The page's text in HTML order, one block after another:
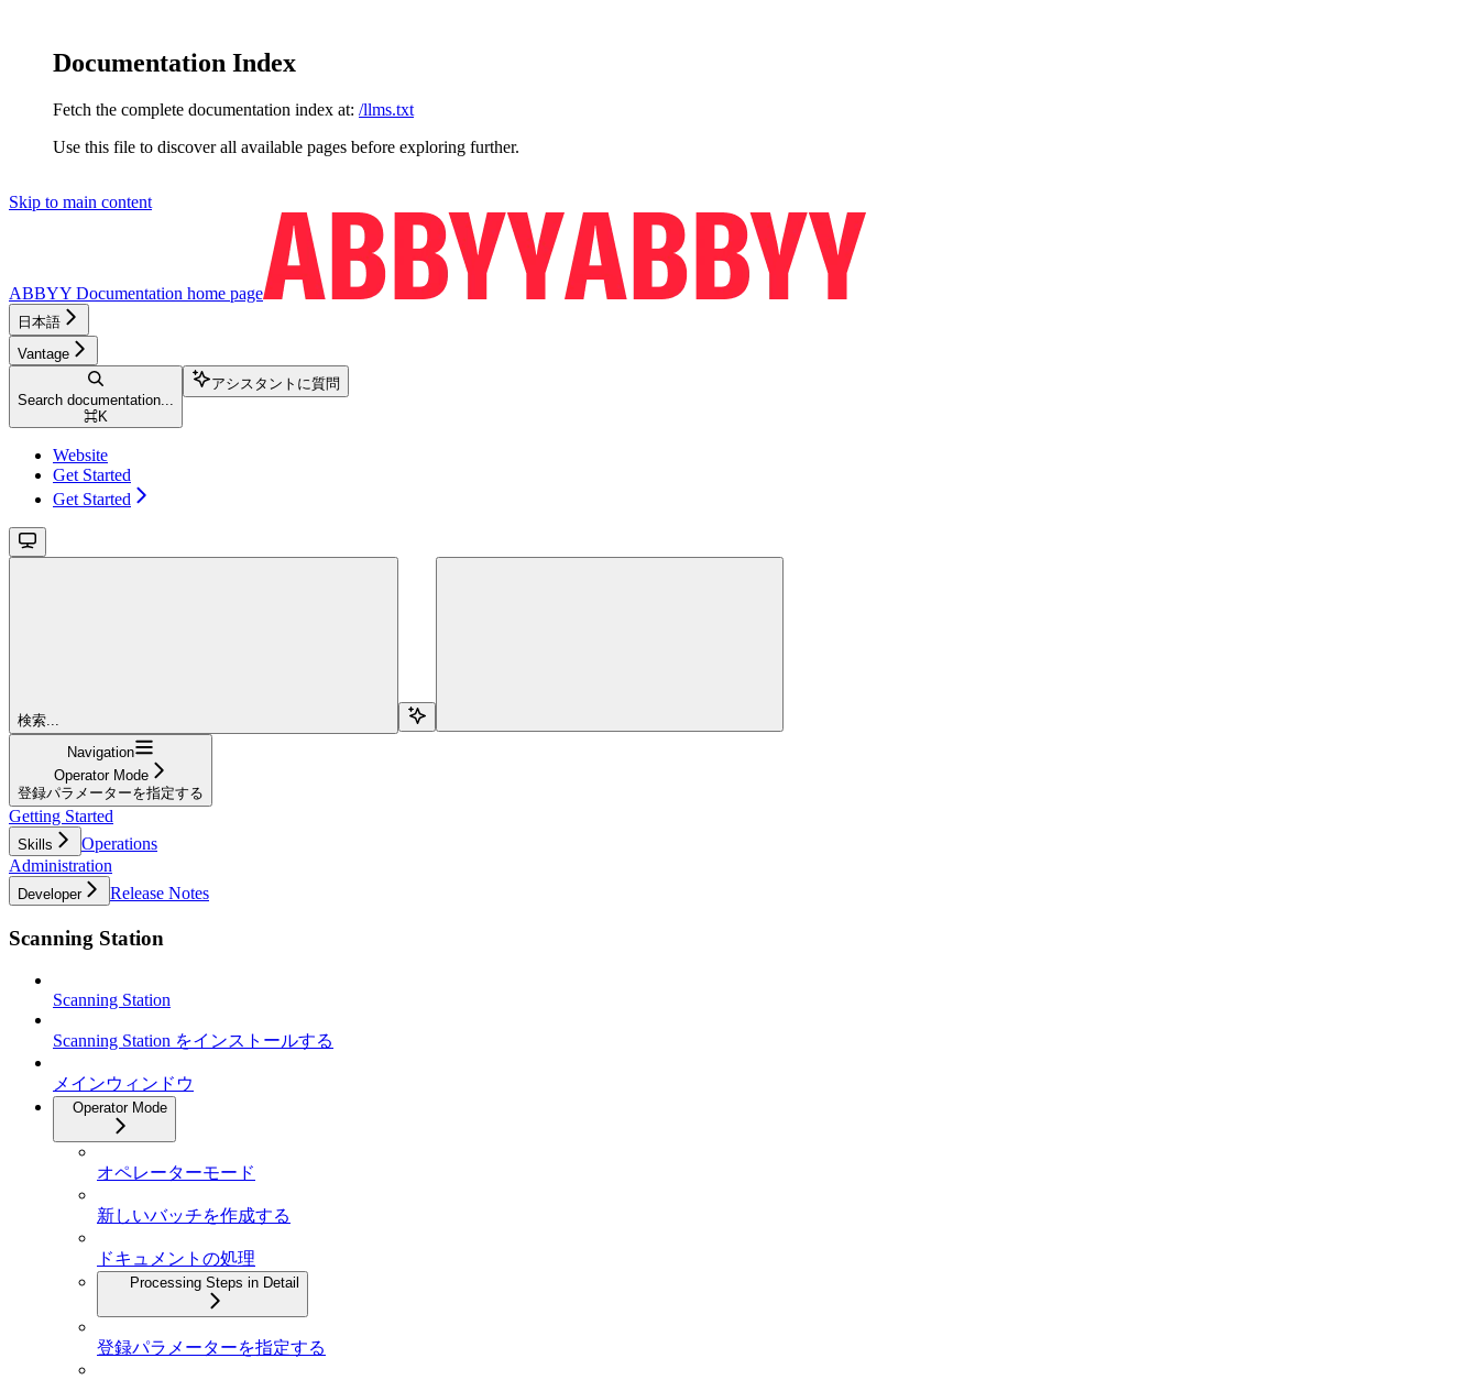
Documentation Index
Fetch the complete documentation index at: /llms.txt
Use this file to discover all available pages before exploring further.
Skip to main content
ABBYY Documentation home page
日本語
Vantage
Search documentation...
⌘K
アシスタントに質問
Website
Get Started
Get Started
検索...
Navigation
Operator Mode
登録パラメーターを指定する
Getting Started
Skills
Operations
Administration
Developer Release Notes
Scanning Station
Scanning Station
Scanning Station をインストールする
メインウィンドウ
Operator Mode
オペレーターモード
新しいバッチを作成する
ドキュメントの処理
Processing Steps in Detail
登録パラメーターを指定する